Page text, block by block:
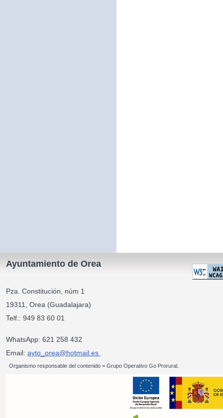
Ayuntamiento de Orea
Pza. Constitución, núm 1
19311, Orea (Guadalajara)
Telf.: 949 83 60 01
WhatsApp: 621 258 432
Email: ayto_orea@hotmail.es
Organismo responsable del contenido = Grupo Operativo Go Prorural.